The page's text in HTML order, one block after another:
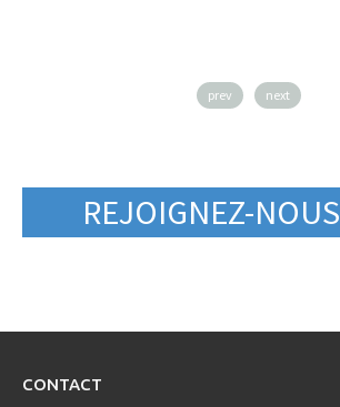
prev next
REJOIGNEZ-NOUS
CONTACT